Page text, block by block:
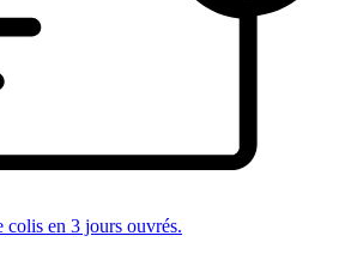
colis en 3 jours ouvrés.